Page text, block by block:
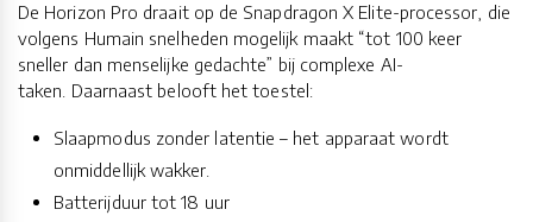
De Horizon Pro draait op de Snapdragon X Elite-processor, die
volgens Humain snelheden mogelijk maakt “tot 100 keer
sneller dan menselijke gedachte” bij complexe AI-
taken. Daarnaast belooft het toestel:
Slaapmodus zonder latentie – het apparaat wordt
onmiddellijk wakker.
Batterijduur tot 18 uur